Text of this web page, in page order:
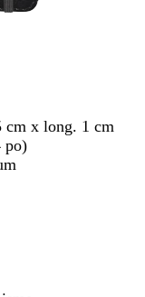
cm x long. 1 cm
po)